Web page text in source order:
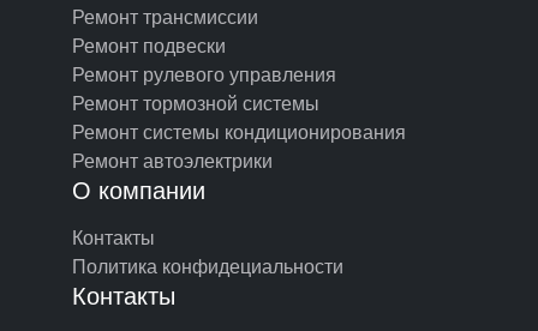
Ремонт трансмиссии
Ремонт подвески
Ремонт рулевого управления
Ремонт тормозной системы
Ремонт системы кондиционирования
Ремонт автоэлектрики
О компании
Контакты
Политика конфидециальности
Контакты